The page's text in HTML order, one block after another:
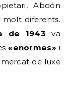
Abdón
molt diferents.
de 1943 va
«enormes» i
de luxe